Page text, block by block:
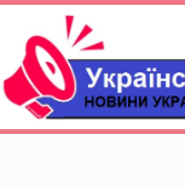
Перейти
вмісту